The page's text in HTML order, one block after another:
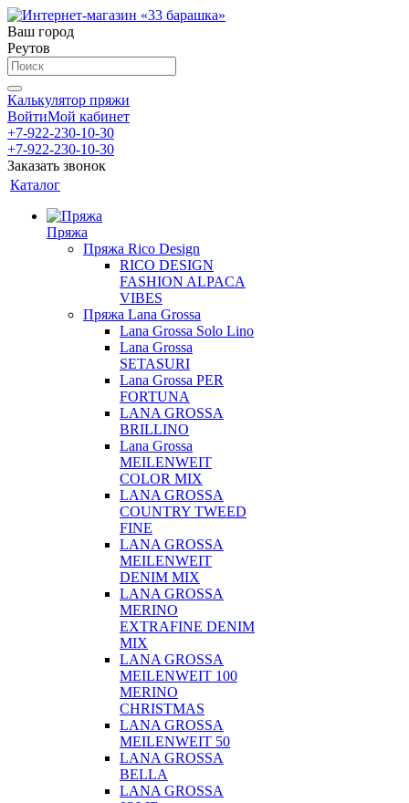
Ваш город
Реутов
Калькулятор пряжи
ВойтиМой кабинет
+7-922-230-10-30
+7-922-230-10-30
Заказать звонок
Каталог
Пряжа
Пряжа Rico Design
RICO DESIGN
FASHION ALPACA
VIBES
Пряжа Lana Grossa
Lana Grossa Solo Lino
Lana Grossa
SETASURI
Lana Grossa PER
FORTUNA
LANA GROSSA
BRILLINO
Lana Grossa
MEILENWEIT
COLOR MIX
LANA GROSSA
COUNTRY TWEED
FINE
LANA GROSSA
MEILENWEIT
DENIM MIX
LANA GROSSA
MERINO
EXTRAFINE DENIM
MIX
LANA GROSSA
MEILENWEIT 100
MERINO
CHRISTMAS
LANA GROSSA
MEILENWEIT 50
LANA GROSSA
BELLA
LANA GROSSA